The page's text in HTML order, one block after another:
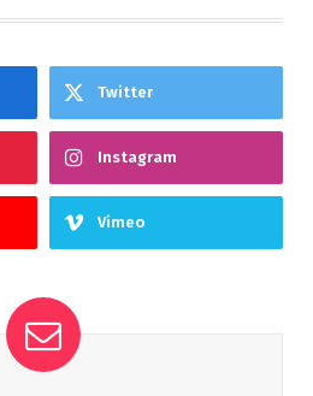
Twitter
Instagram
Vimeo